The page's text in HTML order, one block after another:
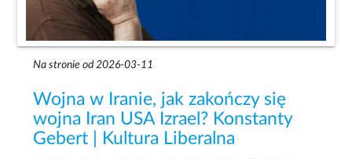
Na stronie od 2026-03-11
Wojna w Iranie, jak zakończy się
wojna Iran USA Izrael? Konstanty
Gebert | Kultura Liberalna